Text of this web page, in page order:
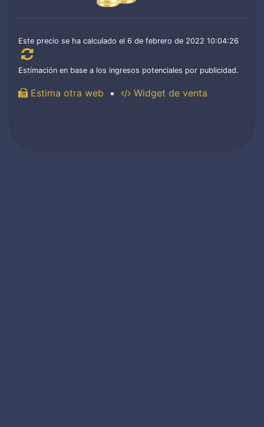
Este precio se ha calculado el 6 de febrero de 2022 10:04:26
Estimación en base a los ingresos potenciales por publicidad.
Estima otra web ▪ Widget de venta